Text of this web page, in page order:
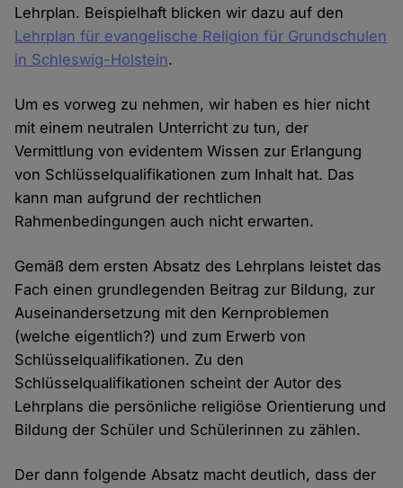
Lehrplan. Beispielhaft blicken wir dazu auf den
Lehrplan für evangelische Religion für Grundschulen
in Schleswig-Holstein.
Um es vorweg zu nehmen, wir haben es hier nicht
mit einem neutralen Unterricht zu tun, der
Vermittlung von evidentem Wissen zur Erlangung
von Schlüsselqualifikationen zum Inhalt hat. Das
kann man aufgrund der rechtlichen
Rahmenbedingungen auch nicht erwarten.
Gemäß dem ersten Absatz des Lehrplans leistet das
Fach einen grundlegenden Beitrag zur Bildung, zur
Auseinandersetzung mit den Kernproblemen
(welche eigentlich?) und zum Erwerb von
Schlüsselqualifikationen. Zu den
Schlüsselqualifikationen scheint der Autor des
Lehrplans die persönliche religiöse Orientierung und
Bildung der Schüler und Schülerinnen zu zählen.
Der dann folgende Absatz macht deutlich, dass der